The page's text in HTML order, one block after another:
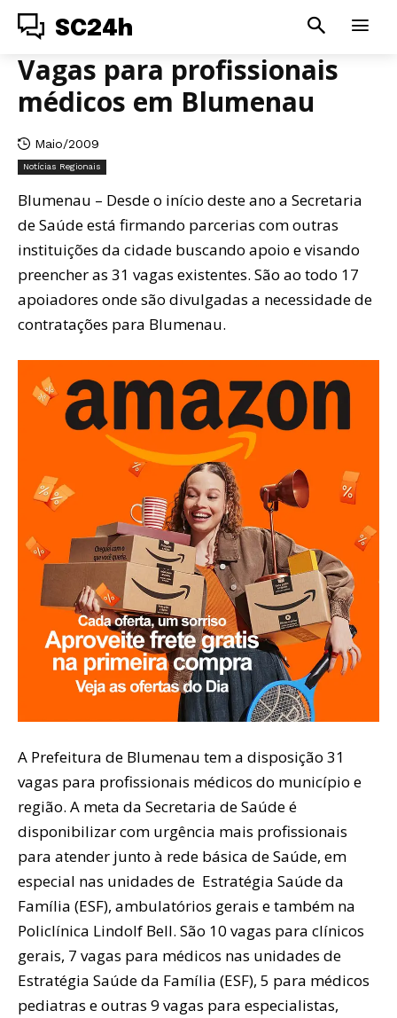
SC24h
Vagas para profissionais
médicos em Blumenau
Maio/2009
Notícias Regionais
Blumenau – Desde o início deste ano a Secretaria
de Saúde está firmando parcerias com outras
instituições da cidade buscando apoio e visando
preencher as 31 vagas existentes. São ao todo 17
apoiadores onde são divulgadas a necessidade de
contratações para Blumenau.
A Prefeitura de Blumenau tem a disposição 31
vagas para profissionais médicos do município e
região. A meta da Secretaria de Saúde é
disponibilizar com urgência mais profissionais
para atender junto à rede básica de Saúde, em
especial nas unidades de Estratégia Saúde da
Família (ESF), ambulatórios gerais e também na
Policlínica Lindolf Bell. São 10 vagas para clínicos
gerais, 7 vagas para médicos nas unidades de
Estratégia Saúde da Família (ESF), 5 para médicos
pediatras e outras 9 vagas para especialistas,